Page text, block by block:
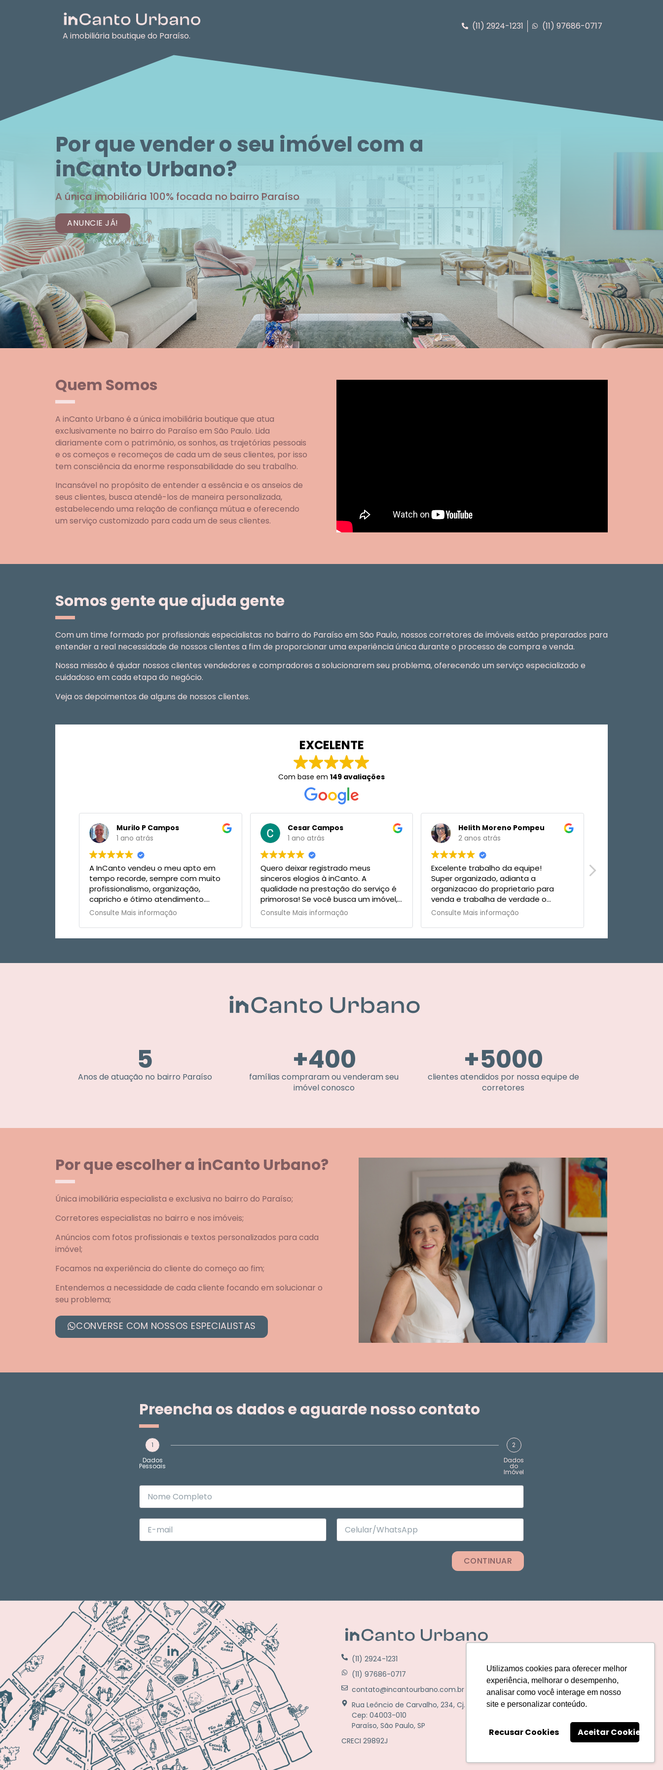
Utilizamos cookies para oferecer melhor
experiência, melhorar o desempenho,
analisar como você interage em nosso
site e personalizar conteúdo.
Recusar Cookies Aceitar Cookies
A imobiliária boutique do Paraíso.
(11) 2924-1231 (11) 97686-0717
Por que vender o seu imóvel com a
inCanto Urbano?
A única imobiliária 100% focada no bairro Paraíso
ANUNCIE JÁ!
Quem Somos
A inCanto Urbano é a única imobiliária boutique que atua
exclusivamente no bairro do Paraíso em São Paulo. Lida
diariamente com o patrimônio, os sonhos, as trajetórias pessoais
e os começos e recomeços de cada um de seus clientes, por isso
tem consciência da enorme responsabilidade do seu trabalho.
Incansável no propósito de entender a essência e os anseios de
seus clientes, busca atendê-los de maneira personalizada,
estabelecendo uma relação de confiança mútua e oferecendo
um serviço customizado para cada um de seus clientes.
Somos gente que ajuda gente
Com um time formado por profissionais especialistas no bairro do Paraíso em São Paulo, nossos corretores de imóveis estão preparados para
entender a real necessidade de nossos clientes a fim de proporcionar uma experiência única durante o processo de compra e venda.
Nossa missão é ajudar nossos clientes vendedores e compradores a solucionarem seu problema, oferecendo um serviço especializado e
cuidadoso em cada etapa do negócio.
Veja os depoimentos de alguns de nossos clientes.
EXCELENTE
Com base em 149 avaliações
Murilo P Campos
A InCanto vendeu o meu apto em
tempo recorde, sempre com muito
profissionalismo, organização,
capricho e ótimo atendimento.
Consulte Mais informação
Cesar Campos
Quero deixar registrado meus
sinceros elogios à inCanto. A
qualidade na prestação do serviço é
primorosa! Se você busca um imóvel,
no melhor bairro de Sampa, para
lugar por onde eu recomendo você
começar. Minha experiência merece
Urbano!
Consulte Mais informação
Helith Moreno Pompeu
Excelente trabalho da equipe!
Super organizado, adianta a
organizacao do proprietario para
venda e trabalha de verdade o
Consulte Mais informação
Thais Kreimer
Parabéns ao pessoal da InCanto!!
Todos.muito educados e
competentes! Adorei trabalhar com
vocês! Muito obrigada!
Anos de atuação no bairro Paraíso
5
famílias compraram ou venderam seu
imóvel conosco
+400
clientes atendidos por nossa equipe de
corretores
+5000
Por que escolher a inCanto Urbano?
Única imobiliária especialista e exclusiva no bairro do Paraíso;
Corretores especialistas no bairro e nos imóveis;
Anúncios com fotos profissionais e textos personalizados para cada
imóvel;
Focamos na experiência do cliente do começo ao fim;
Entendemos a necessidade de cada cliente focando em solucionar o
seu problema;
CONVERSE COM NOSSOS ESPECIALISTAS
Preencha os dados e aguarde nosso contato
1
Dados
Pessoais
2
Dados
do
Imóvel
CONTINUAR
(11) 2924-1231
(11) 97686-0717
contato@incantourbano.com.br
Rua Leôncio de Carvalho, 234, Cj. 11
Cep: 04003-010
Paraíso, São Paulo, SP
CRECI 29892J